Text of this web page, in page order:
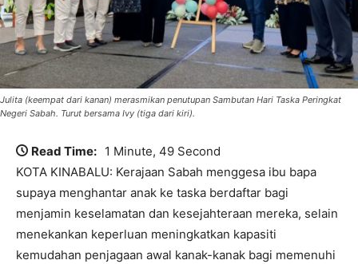
Julita (keempat dari kanan) merasmikan penutupan Sambutan Hari Taska Peringkat
Negeri Sabah. Turut bersama Ivy (tiga dari kiri).
Read Time: 1 Minute, 49 Second
KOTA KINABALU: Kerajaan Sabah menggesa ibu bapa
supaya menghantar anak ke taska berdaftar bagi
menjamin keselamatan dan kesejahteraan mereka, selain
menekankan keperluan meningkatkan kapasiti
kemudahan penjagaan awal kanak-kanak bagi memenuhi